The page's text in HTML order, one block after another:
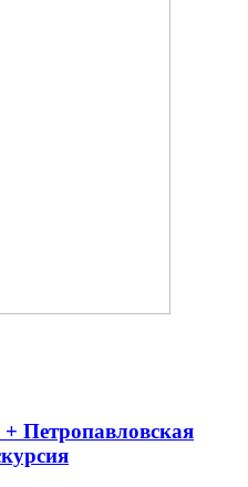
Петропавловская